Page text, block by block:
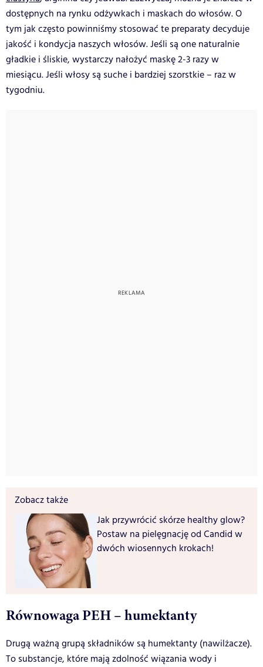
dostępnych na rynku odżywkach i maskach do włosów. O
tym jak często powinniśmy stosować te preparaty decyduje
jakość i kondycja naszych włosów. Jeśli są one naturalnie
gładkie i śliskie, wystarczy nałożyć maskę 2-3 razy w
miesiącu. Jeśli włosy są suche i bardziej szorstkie – raz w
tygodniu.
Zobacz także
Jak przywrócić skórze healthy glow?
Postaw na pielęgnację od Candid w
dwóch wiosennych krokach!
Równowaga PEH – humektanty
Drugą ważną grupą składników są humektanty (nawilżacze).
To substancje, które mają zdolność wiązania wody i